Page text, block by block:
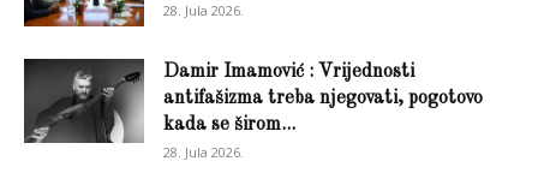
28. Jula 2026.
Damir Imamović : Vrijednosti
antifašizma treba njegovati, pogotovo
kada se širom...
28. Jula 2026.